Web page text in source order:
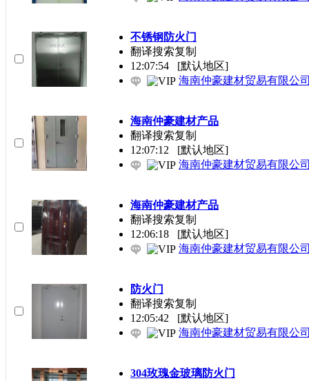
不锈钢防火门
翻译搜索复制
12:07:54
[默认地区]
海南仲豪建材贸易有限公
海南仲豪建材产品
翻译搜索复制
12:07:12
[默认地区]
海南仲豪建材贸易有限公
海南仲豪建材产品
翻译搜索复制
12:06:18
[默认地区]
海南仲豪建材贸易有限公
防火门
翻译搜索复制
12:05:42
[默认地区]
海南仲豪建材贸易有限公
304玫瑰金玻璃防火门